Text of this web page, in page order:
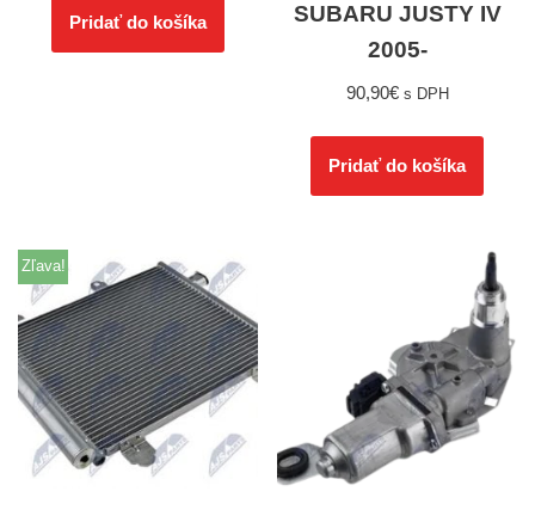
Pridať do košíka
SUBARU JUSTY IV
2005-
90,90€ s DPH
Pridať do košíka
Zľava!